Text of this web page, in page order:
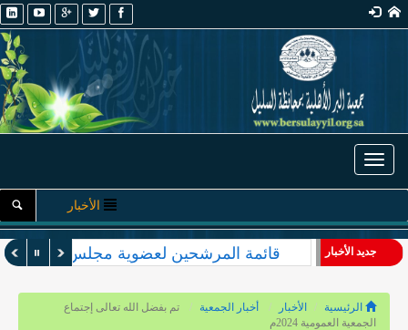
Toggle navigation
الأخبار
جديد الأخبار قائمة المرشحين لعضوية مجلس الإدارة
الرئيسية الأخبار أخبار الجمعية
تم بفضل الله تعالى إجتماع
الجمعية العمومية 2024م